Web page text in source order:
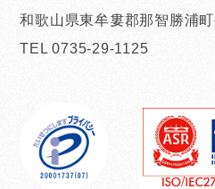
和歌山県東牟婁郡那智勝浦
TEL 0735-29-1125